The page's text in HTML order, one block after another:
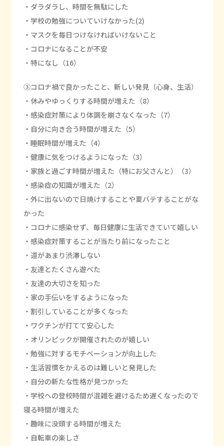
・ダラダラし、時間を無駄にした
・学校の勉強についていけなかった(2)
・マスクを毎日つけなければいけないこと
・コロナになることが不安
・特になし（16）
③コロナ禍で良かったこと、新しい発見（心身、生活）
・休みやゆっくりする時間が増えた（8）
・感染症対策により体調を崩さなくなった（7）
・自分に向き合う時間が増えた（5）
・睡眠時間が増えた（4）
・健康に気をつけるようになった（3）
・家族と過ごす時間が増えた（特にお父さんと）（3）
・感染症の知識が増えた（2）
・外に出ないので日焼けすることや夏バテすることがな
かった
・コロナに感染せず、毎日健康に生活できていて嬉しい
・感染症対策することが当たり前になったこと
・道があまり渋滞しない
・友達とたくさん遊べた
・友達の大切さを知った
・家の手伝いをするようになった
・割引していることが多くなった
・ワクチンが打てて安心した
・オリンピックが開催されたのが嬉しい
・勉強に対するモチベーションが向上した
・生活習慣をかえるのは難しいと発見した
・自分の新たな性格が見つかった
・学校への登校時間が混雑を避けるため遅くなったので
寝る時間が増えた
・趣味に没頭する時間が増えた
・自転車の楽しさ